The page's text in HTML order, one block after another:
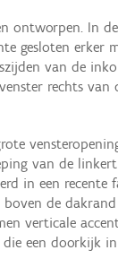
ontworpen. In de
gesloten erker
van de
rechts van
van de
in een recente
boven de dakrand
verticale
die een doorkijk